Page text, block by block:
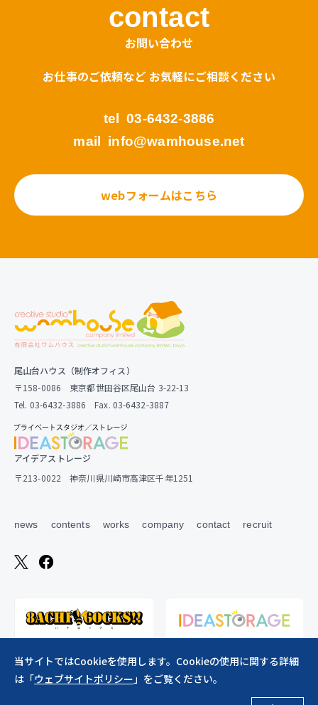
contact
お問い合わせ
お仕事のご依頼など お気軽にご相談ください
tel 03-6432-3886
mail info@wamhouse.net
webフォームはこちら
尾山台ハウス（制作オフィス）
〒158-0086 東京都世田谷区尾山台 3-22-13
Tel. 03-6432-3886 Fax. 03-6432-3887
アイデアストレージ
〒213-0022 神奈川県川崎市高津区千年1251
news contents works company contact recruit
当サイトではCookieを使用します。Cookieの使用に関する詳細
は「ウェブサイトポリシー」をご覧ください。